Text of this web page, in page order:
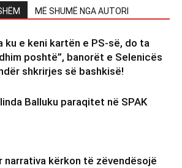
MË SHUMË NGA AUTORI
ku e keni kartën e PS-së, do ta
poshtë”, banorët e Selenicës
shkrirjes së bashkisë!
Balluku paraqitet në SPAK
narrativa kërkon të zëvendësojë